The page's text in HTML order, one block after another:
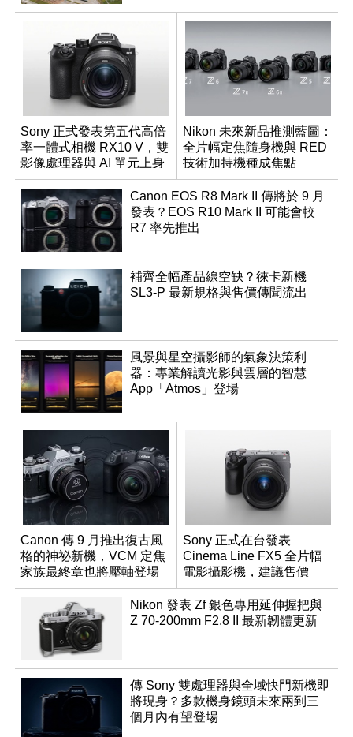
Sony 正式發表第五代高倍
率一體式相機 RX10 V，雙
影像處理器與 AI 單元上身
Nikon 未來新品推測藍圖：
全片幅定焦隨身機與 RED
技術加持機種成焦點
Canon EOS R8 Mark II 傳將於 9 月
發表？EOS R10 Mark II 可能會較
R7 率先推出
補齊全幅產品線空缺？徠卡新機
SL3-P 最新規格與售價傳聞流出
風景與星空攝影師的氣象決策利
器：專業解讀光影與雲層的智慧
App「Atmos」登場
Canon 傳 9 月推出復古風
格的神祕新機，VCM 定焦
家族最終章也將壓軸登場
Sony 正式在台發表
Cinema Line FX5 全片幅
電影攝影機，建議售價
NT$144,980
Nikon 發表 Zf 銀色專用延伸握把與
Z 70-200mm F2.8 II 最新韌體更新
傳 Sony 雙處理器與全域快門新機即
將現身？多款機身鏡頭未來兩到三
個月內有望登場